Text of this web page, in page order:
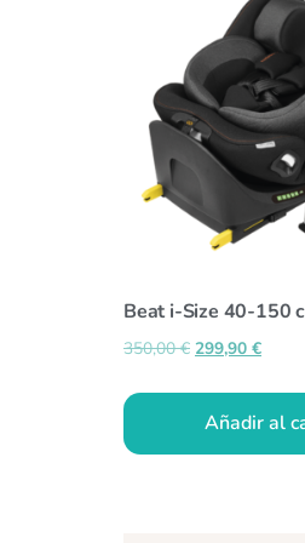
Beat i-Size 40-150
350,00€ 299,90 €
Añadir al